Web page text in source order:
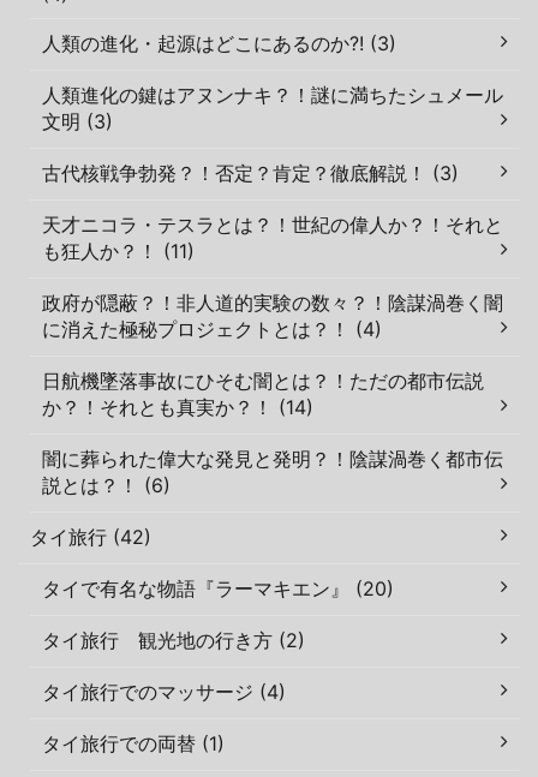
人類の進化・起源はどこにあるのか?! (3)
人類進化の鍵はアヌンナキ？！謎に満ちたシュメール
文明 (3)
古代核戦争勃発？！否定？肯定？徹底解説！ (3)
天才ニコラ・テスラとは？！世紀の偉人か？！それと
も狂人か？！ (11)
政府が隠蔽？！非人道的実験の数々？！陰謀渦巻く闇
に消えた極秘プロジェクトとは？！ (4)
日航機墜落事故にひそむ闇とは？！ただの都市伝説
か？！それとも真実か？！ (14)
闇に葬られた偉大な発見と発明？！陰謀渦巻く都市伝
説とは？！ (6)
タイ旅行 (42)
タイで有名な物語『ラーマキエン』 (20)
タイ旅行 観光地の行き方 (2)
タイ旅行でのマッサージ (4)
タイ旅行での両替 (1)